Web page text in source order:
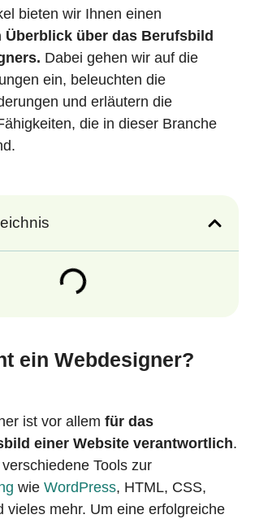
bieten wir Ihnen einen
Überblick über das Berufsbild
Dabei gehen wir auf die
ein, beleuchten die
und erläutern die
die in dieser Branche
ein Webdesigner?
ist vor allem für das
einer Website verantwortlich.
Tools zur
wie WordPress, HTML, CSS,
vieles mehr. Um eine erfolgreiche